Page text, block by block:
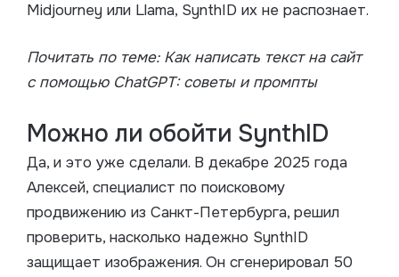
Midjourney или Llama, SynthID их не распознает.
Почитать по теме: Как написать текст на сайт
с помощью ChatGPT: советы и промпты
Можно ли обойти SynthID
Да, и это уже сделали. В декабре 2025 года
Алексей, специалист по поисковому
продвижению из Санкт-Петербурга, решил
проверить, насколько надежно SynthID
защищает изображения. Он сгенерировал 50